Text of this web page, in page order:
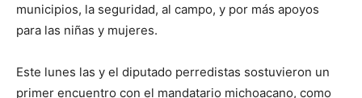
municipios, la seguridad, al campo, y por más apoyos
para las niñas y mujeres.
Este lunes las y el diputado perredistas sostuvieron un
primer encuentro con el mandatario michoacano, como